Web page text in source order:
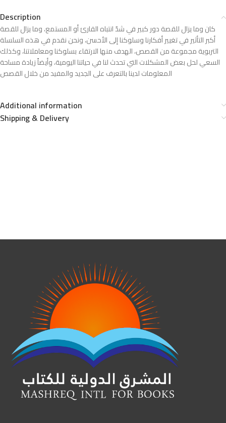
Description
كان وما يزال للقصة دور كبير في شدّ انتباه القارئ أو المستمع، وما يزال للقصة
أكبر التأثير في تغيير أفكارنا وسلوكنا إلى الأحسن، ونحن نقدم في هذه السلسلة
التربوية مجموعة من القصص، الهدف منها الارتقاء بسلوكنا ومعاملاتنا، وكذلك
السعي لحل بعض المشكلات التي تحدث لنا في حياتنا اليومية، وأيضاً زيادة مساحة
المعلومات لدينا بالتعرف على الجديد والمفيد من خلال القصص
Additional information
Shipping & Delivery